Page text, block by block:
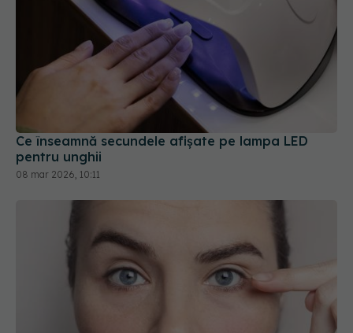
Ce înseamnă secundele afișate pe lampa LED
08 mar 2026, 10:11